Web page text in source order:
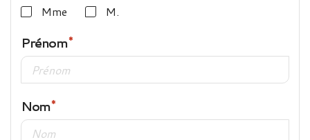
Mme M.
Prénom
Nom